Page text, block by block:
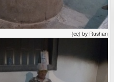
(cc) by Rushan